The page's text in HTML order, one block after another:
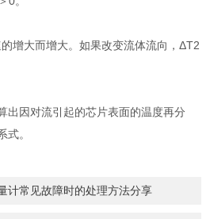
大而增大。如果改变流体流向，ΔT2
因对流引起的芯片表面的温度再分
式。
计常见故障时的处理方法分享